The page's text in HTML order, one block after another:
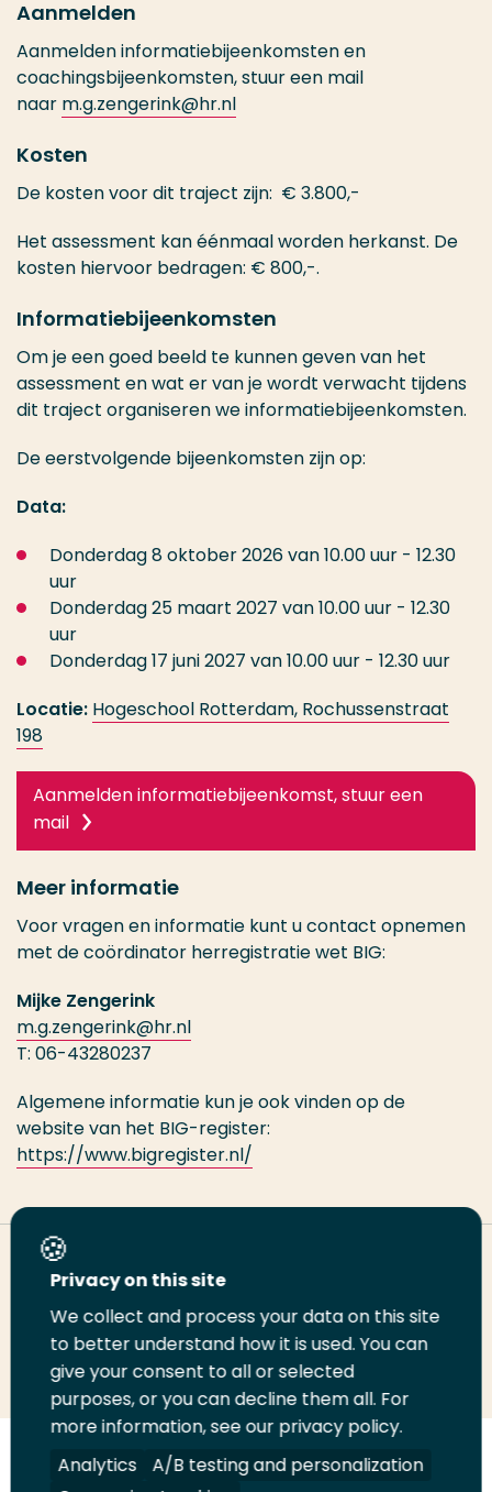
Aanmelden
Aanmelden informatiebijeenkomsten en
coachingsbijeenkomsten, stuur een mail
naar m.g.zengerink@hr.nl
Kosten
De kosten voor dit traject zijn: € 3.800,-
Het assessment kan éénmaal worden herkanst. De
kosten hiervoor bedragen: € 800,-.
Informatiebijeenkomsten
Om je een goed beeld te kunnen geven van het
assessment en wat er van je wordt verwacht tijdens
dit traject organiseren we informatiebijeenkomsten.
De eerstvolgende bijeenkomsten zijn op:
Data:
Donderdag 8 oktober 2026 van 10.00 uur - 12.30
uur
Donderdag 25 maart 2027 van 10.00 uur - 12.30
uur
Donderdag 17 juni 2027 van 10.00 uur - 12.30 uur
Locatie: Hogeschool Rotterdam, Rochussenstraat
198
Aanmelden informatiebijeenkomst, stuur een
mail
Meer informatie
Voor vragen en informatie kunt u contact opnemen
met de coördinator herregistratie wet BIG:
Mijke Zengerink
m.g.zengerink@hr.nl
T: 06-43280237
Algemene informatie kun je ook vinden op de
website van het BIG-register:
https://www.bigregister.nl/
Deel deze pagina
Deel
LinkedIn
Deel
op
Twitter
Deel
op
Facebook
Email
deze
pagina
Print
deze
pagina
VolgVolgVolgVolg
Privacy on this site
We collect and process your data on this site
to better understand how it is used. You can
give your consent to all or selected
purposes, or you can decline them all. For
more information, see our privacy policy.
Analytics
A/B testing and personalization